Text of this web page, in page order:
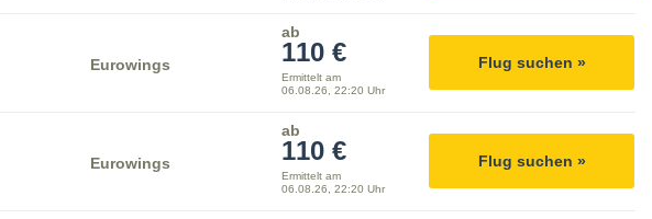
Eurowings
ab
110 €
Ermittelt am
06.08.26, 22:20 Uhr
Flug suchen »
Eurowings
ab
110 €
Ermittelt am
06.08.26, 22:20 Uhr
Flug suchen »